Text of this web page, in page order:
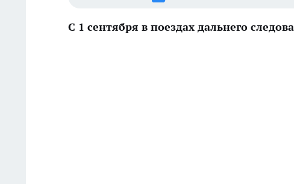
С 1 сентября в поездах дальнего